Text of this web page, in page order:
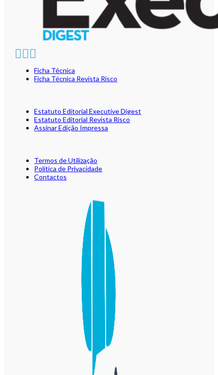
Ficha Técnica
Ficha Técnica Revista Risco
Estatuto Editorial Executive Digest
Estatuto Editorial Revista Risco
Assinar Edição Impressa
Termos de Utilização
Política de Privacidade
Contactos